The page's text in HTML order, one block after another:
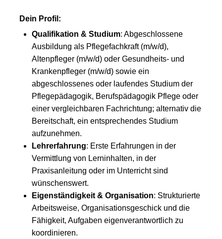
Dein Profil:
Qualifikation & Studium: Abgeschlossene
Ausbildung als Pflegefachkraft (m/w/d),
Altenpfleger (m/w/d) oder Gesundheits- und
Krankenpfleger (m/w/d) sowie ein
abgeschlossenes oder laufendes Studium der
Pflegepädagogik, Berufspädagogik Pflege oder
einer vergleichbaren Fachrichtung; alternativ die
Bereitschaft, ein entsprechendes Studium
aufzunehmen.
Lehrerfahrung: Erste Erfahrungen in der
Vermittlung von Lerninhalten, in der
Praxisanleitung oder im Unterricht sind
wünschenswert.
Eigenständigkeit & Organisation: Strukturierte
Arbeitsweise, Organisationsgeschick und die
Fähigkeit, Aufgaben eigenverantwortlich zu
koordinieren.